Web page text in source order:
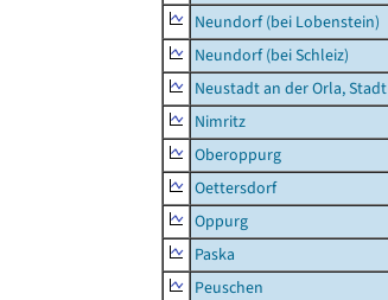
Neundorf (bei Lobenstein)
Neundorf (bei Schleiz)
Neustadt an der Orla, Stadt
Nimritz
Oberoppurg
Oettersdorf
Oppurg
Paska
Peuschen